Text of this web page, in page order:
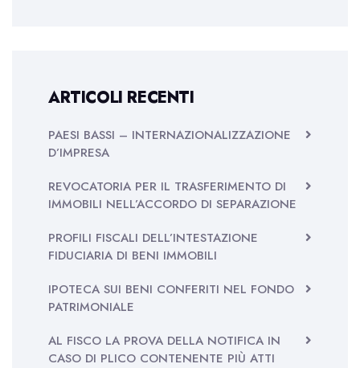
ARTICOLI RECENTI
PAESI BASSI – INTERNAZIONALIZZAZIONE
D’IMPRESA
REVOCATORIA PER IL TRASFERIMENTO DI
IMMOBILI NELL’ACCORDO DI SEPARAZIONE
PROFILI FISCALI DELL’INTESTAZIONE
FIDUCIARIA DI BENI IMMOBILI
IPOTECA SUI BENI CONFERITI NEL FONDO
PATRIMONIALE
AL FISCO LA PROVA DELLA NOTIFICA IN
CASO DI PLICO CONTENENTE PIÙ ATTI